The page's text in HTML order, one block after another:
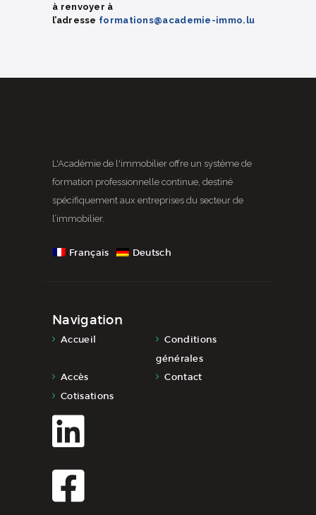
à renvoyer à
l’adresse formations@academie-immo.lu
L'Académie de l'immobilier offre un système de
formation professionnelle continue, destiné
spécifiquement aux entreprises du secteur de
l’immobilier.
Français Deutsch
Navigation
Accueil
Conditions
générales
Accès
Contact
Cotisations